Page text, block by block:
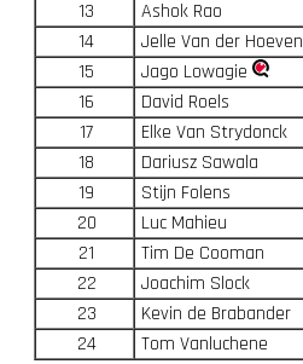
13
Ashok Rao
14
Jelle Van der Hoeven
15
Jago Lowagie
16
David Roels
17
Elke Van Strydonck
18
Dariusz Sawala
19
Stijn Folens
20
Luc Mahieu
21
Tim De Cooman
22
Joachim Slock
23
Kevin de Brabander
24
Tom Vanluchene